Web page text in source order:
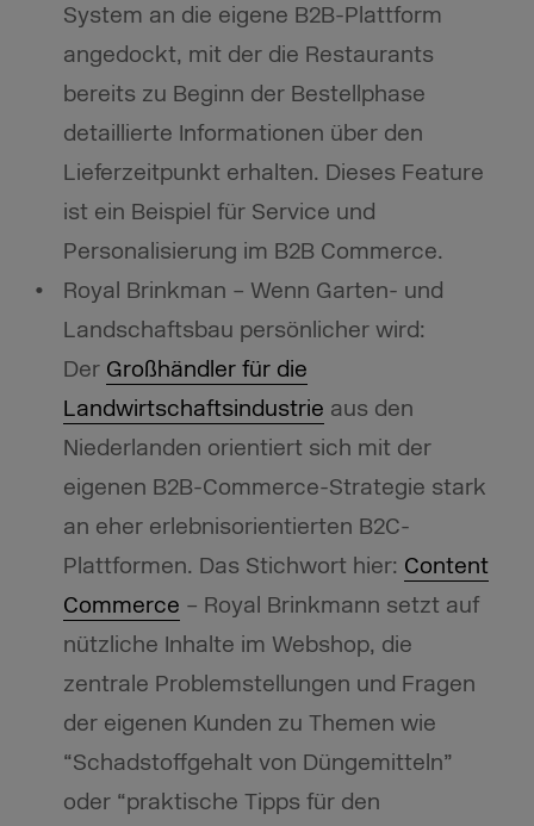
System an die eigene B2B-Plattform
angedockt, mit der die Restaurants
bereits zu Beginn der Bestellphase
detaillierte Informationen über den
Lieferzeitpunkt erhalten. Dieses Feature
ist ein Beispiel für Service und
Personalisierung im B2B Commerce.
Royal Brinkman – Wenn Garten- und
Landschaftsbau persönlicher wird:
Der Großhändler für die
Landwirtschaftsindustrie aus den
Niederlanden orientiert sich mit der
eigenen B2B-Commerce-Strategie stark
an eher erlebnisorientierten B2C-
Plattformen. Das Stichwort hier: Content
Commerce – Royal Brinkmann setzt auf
nützliche Inhalte im Webshop, die
zentrale Problemstellungen und Fragen
der eigenen Kunden zu Themen wie
“Schadstoffgehalt von Düngemitteln”
oder “praktische Tipps für den